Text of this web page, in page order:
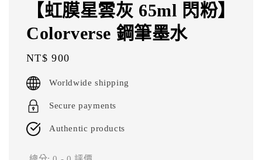
【虹膜星雲灰 65ml 閃粉】
Colorverse 鋼筆墨水
Regular
price
NT$ 900
Worldwide shipping
Secure payments
Authentic products